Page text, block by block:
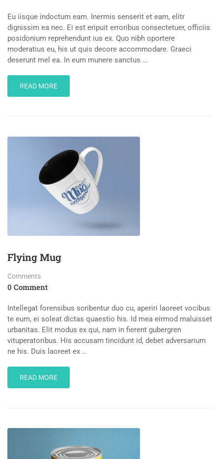
Eu iisque indoctum eam. Inermis senserit et eam, elitr
dignissim ea nec. Ei est eripuit erroribus consectetuer, officiis
posidonium reprehendunt ius ex. Quo nibh oportere
moderatius eu, his ut quis decore accommodare. Graeci
deserunt mel ea. In eum munere sanctus …
READ
MORE
READ MORE
Flying Mug
Comments
0 Comment
Intellegat forensibus scribentur duo cu, aperiri laoreet vocibus
te eum, ei soleat dictas quaestio his. Id mea eirmod maluisset
urbanitas. Elit modus ex qui, nam in fierent gubergren
vituperatoribus. His accusam tincidunt id, debet adversarium
ne his. Duis laoreet ex …
READ
MORE
READ MORE